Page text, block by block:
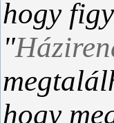
hogy
"
hogy